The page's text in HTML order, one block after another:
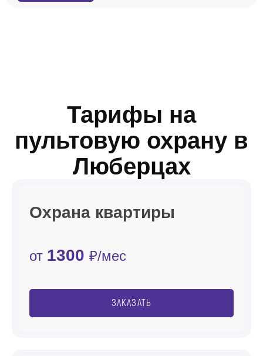
Тарифы на
пультовую охрану в
Люберцах
Охрана квартиры
от 1300 ₽/мес
ЗАКАЗАТЬ